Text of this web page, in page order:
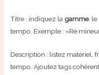
Titre : indiquez la gamme,
tempo. Exemple : «Ré
Description : listez matériel,
tempo. Ajoutez tags